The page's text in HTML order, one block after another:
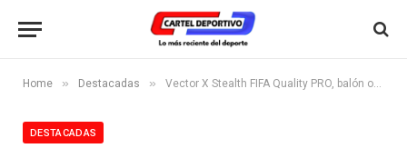
Home » Destacadas » Vector X Stealth FIFA Quality PRO, balón oficial LDF 2022
DESTACADAS